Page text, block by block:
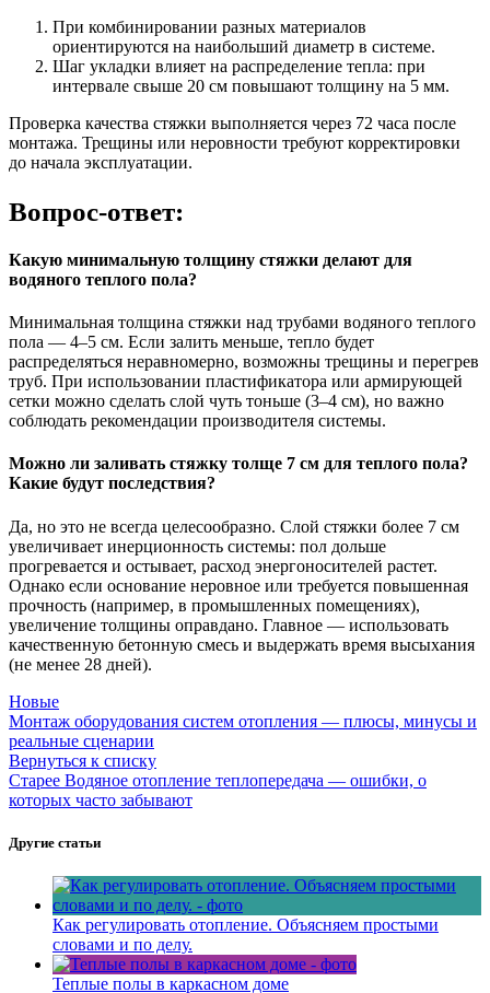
При комбинировании разных материалов
ориентируются на наибольший диаметр в системе.
Шаг укладки влияет на распределение тепла: при
интервале свыше 20 см повышают толщину на 5 мм.
Проверка качества стяжки выполняется через 72 часа после
монтажа. Трещины или неровности требуют корректировки
до начала эксплуатации.
Вопрос-ответ:
Какую минимальную толщину стяжки делают для
водяного теплого пола?
Минимальная толщина стяжки над трубами водяного теплого
пола — 4–5 см. Если залить меньше, тепло будет
распределяться неравномерно, возможны трещины и перегрев
труб. При использовании пластификатора или армирующей
сетки можно сделать слой чуть тоньше (3–4 см), но важно
соблюдать рекомендации производителя системы.
Можно ли заливать стяжку толще 7 см для теплого пола?
Какие будут последствия?
Да, но это не всегда целесообразно. Слой стяжки более 7 см
увеличивает инерционность системы: пол дольше
прогревается и остывает, расход энергоносителей растет.
Однако если основание неровное или требуется повышенная
прочность (например, в промышленных помещениях),
увеличение толщины оправдано. Главное — использовать
качественную бетонную смесь и выдержать время высыхания
(не менее 28 дней).
Новые
Монтаж оборудования систем отопления — плюсы, минусы и
реальные сценарии
Вернуться к списку
Старее Водяное отопление теплопередача — ошибки, о
которых часто забывают
Другие статьи
Как регулировать отопление. Объясняем простыми
словами и по делу.
Теплые полы в каркасном доме